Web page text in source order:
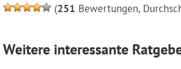
(251 Bewertungen,
Weitere interessante